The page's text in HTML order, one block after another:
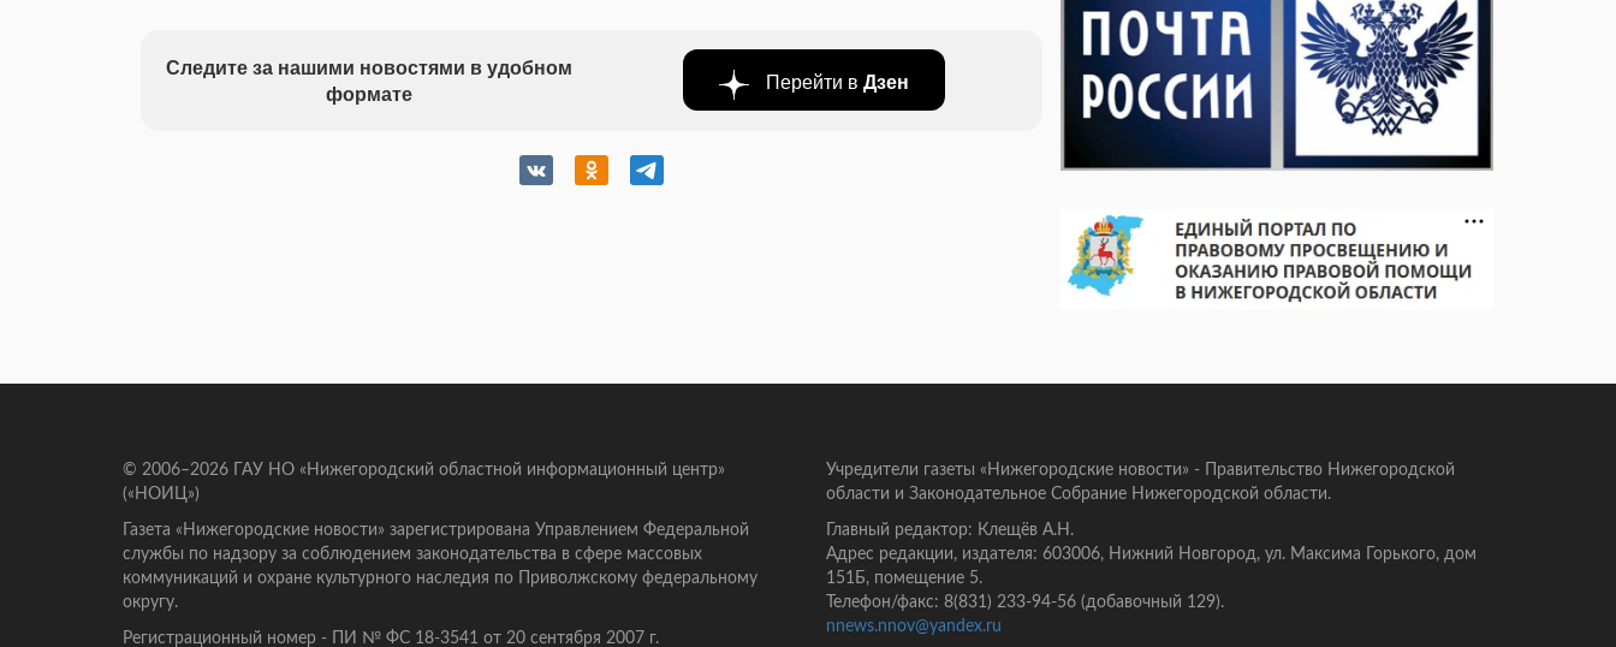
Следите за нашими новостями в удобном
формате
Перейти в Дзен
© 2006–2026 ГАУ НО «Нижегородский областной информационный центр»
(«НОИЦ»)
Газета «Нижегородские новости» зарегистрирована Управлением Федеральной
службы по надзору за соблюдением законодательства в сфере массовых
коммуникаций и охране культурного наследия по Приволжскому федеральному
округу.
Регистрационный номер - ПИ № ФС 18-3541 от 20 сентября 2007 г.
Учредители газеты «Нижегородские новости» - Правительство Нижегородской
области и Законодательное Собрание Нижегородской области.
Главный редактор: Клещёв А.Н.
Адрес редакции, издателя: 603006, Нижний Новгород, ул. Максима Горького, дом
151Б, помещение 5.
Телефон/факс: 8(831) 233-94-56 (добавочный 129).
nnews.nnov@yandex.ru